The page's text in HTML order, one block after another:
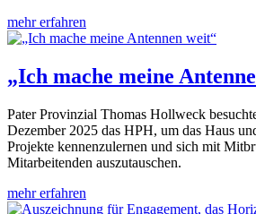
mehr erfahren
„Ich mache meine
Pater Provinzial Thomas Hollweck
Dezember 2025 das HPH, um das Haus
Projekte kennenzulernen und sich mit
Mitarbeitenden auszutauschen.
mehr erfahren